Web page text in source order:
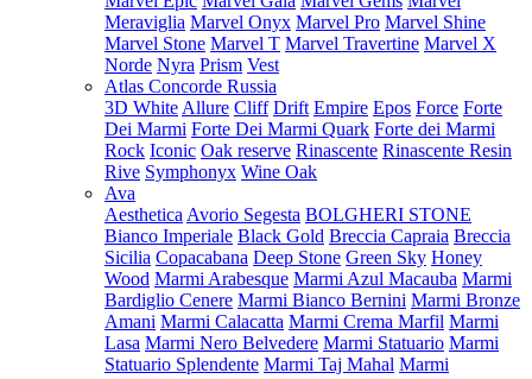
Meraviglia Marvel Onyx Marvel Pro Marvel Shine
Marvel Stone Marvel T Marvel Travertine Marvel X
Norde Nyra Prism Vest
Atlas Concorde Russia
3D White Allure Cliff Drift Empire Epos Force Forte
Dei Marmi Forte Dei Marmi Quark Forte dei Marmi
Rock Iconic Oak reserve Rinascente Rinascente Resin
Rive Symphonyx Wine Oak
Ava
Aesthetica Avorio Segesta BOLGHERI STONE
Bianco Imperiale Black Gold Breccia Capraia Breccia
Sicilia Copacabana Deep Stone Green Sky Honey
Wood Marmi Arabesque Marmi Azul Macauba Marmi
Bardiglio Cenere Marmi Bianco Bernini Marmi Bronze
Amani Marmi Calacatta Marmi Crema Marfil Marmi
Lasa Marmi Nero Belvedere Marmi Statuario Marmi
Statuario Splendente Marmi Taj Mahal Marmi